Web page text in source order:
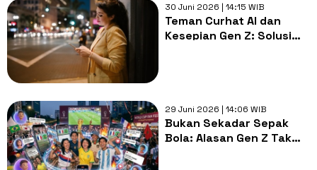
30 Juni 2026 | 14:15 WIB
Teman Curhat AI dan
Kesepian Gen Z: Solusi
29 Juni 2026 | 14:06 WIB
Bukan Sekadar Sepak
Bola: Alasan Gen Z Tak